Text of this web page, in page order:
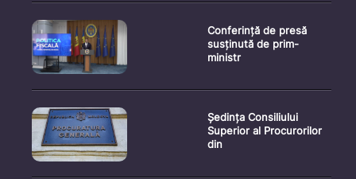
Conferință de presă
susținută de prim-
ministr
Ședința Consiliului
Superior al Procurorilor
din